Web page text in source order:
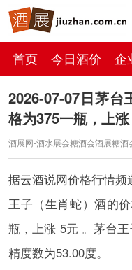
首页 今日酒价 企
百科
2026-07-07日茅台
格为375一瓶，上
酒展网-酒水展会糖酒会酒展糖酒
据云酒说网价格行情频
王子（生肖蛇）酒的
瓶，上涨 5元 。茅台
精度数为53.00度。